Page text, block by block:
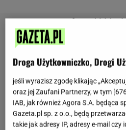
Droga Użytkowniczko, Drogi
jeśli wyrazisz zgodę klikając
oraz jej Zaufani Partnerzy, w tym [
IAB, jak również Agora S.A. będąca
Gazeta.pl sp. z o.o., będą
takie jak adresy IP, adresy e-mail